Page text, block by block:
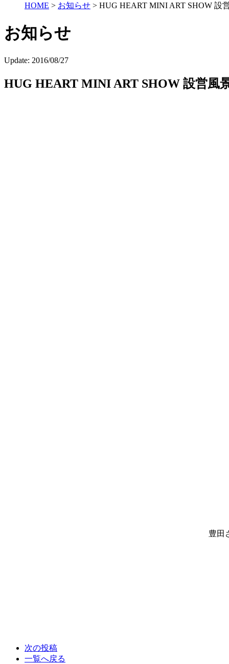
HOME > お知らせ > HUG HEART MINI ART SHOW 設
お知らせ
Update: 2016/08/27
HUG HEART MINI ART SHOW 設営風
豊田
次の投稿
一覧へ戻る